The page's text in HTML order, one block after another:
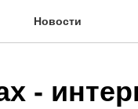
Новости
-